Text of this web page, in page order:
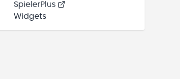
SpielerPlus
Widgets